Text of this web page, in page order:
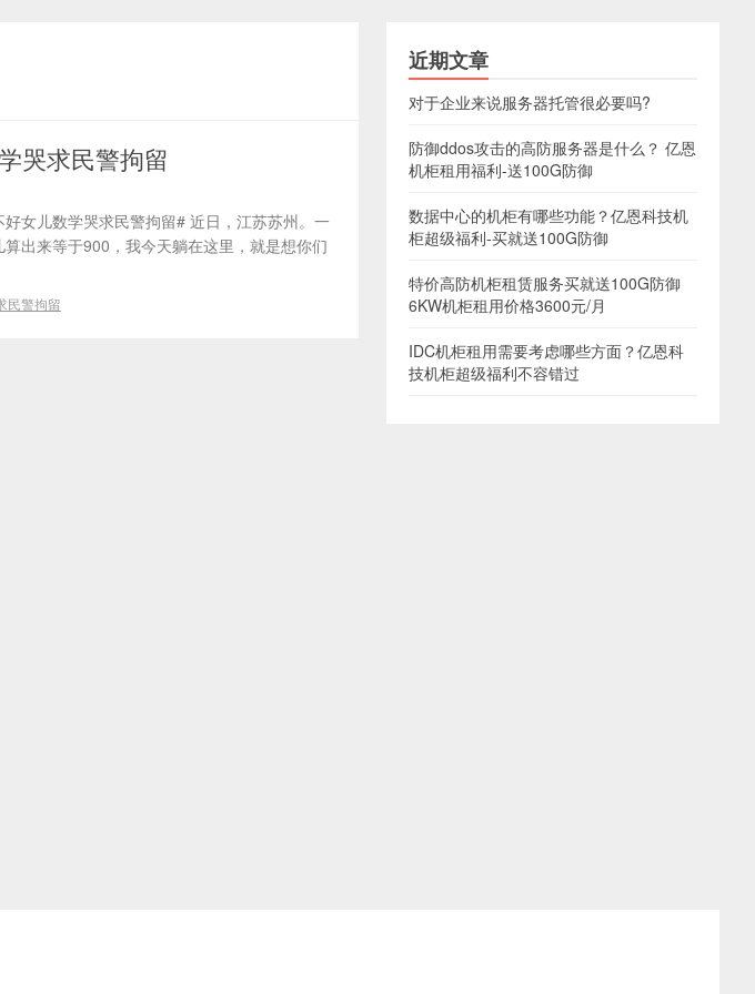
哭求民警拘留
女儿数学哭求民警拘留# 近日，江苏苏州。一
出来等于900，我今天躺在这里，就是想你们
民警拘留
近期文章
对于企业来说服务器托管很必要吗?
防御ddos攻击的高防服务器是什么？ 亿恩
机柜租用福利-送100G防御
数据中心的机柜有哪些功能？亿恩科技机
柜超级福利-买就送100G防御
特价高防机柜租赁服务买就送100G防御
6KW机柜租用价格3600元/月
IDC机柜租用需要考虑哪些方面？亿恩科
技机柜超级福利不容错过